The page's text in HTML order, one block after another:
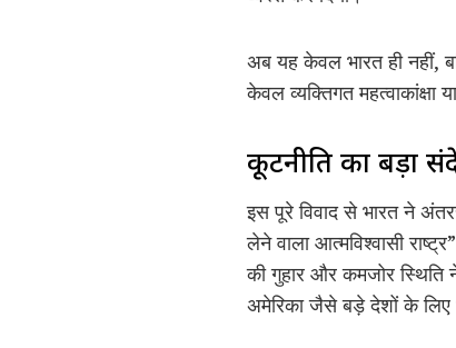
अब यह केवल भारत ही नहीं,
केवल व्यक्तिगत महत्वाकांक्षा
कूटनीति का बड़ा
इस पूरे विवाद से भारत ने
लेने वाला आत्मविश्वासी
की गुहार और कमजोर स्थिति
अमेरिका जैसे बड़े देशों के लिए